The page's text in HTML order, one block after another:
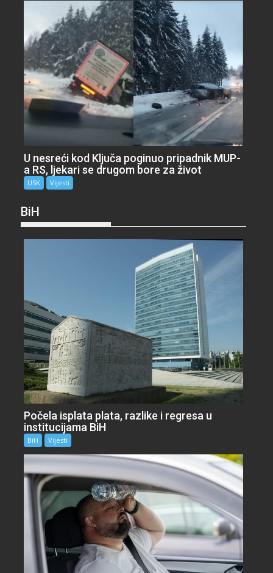
U nesreći kod Ključa poginuo pripadnik MUP-
a RS, ljekari se drugom bore za život
USK Vijesti
BiH
Počela isplata plata, razlike i regresa u
institucijama BiH
BiH Vijesti